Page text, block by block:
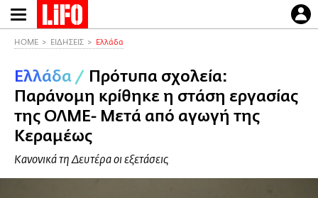
Παράκαμψη
προς
περιεχόμενο
HOME ΕΙΔΗΣΕΙΣ Ελλάδα
Ελλάδα / Πρότυπα σχολεία:
Παράνομη κρίθηκε η στάση εργασίας
της ΟΛΜΕ- Μετά από αγωγή της
Κεραμέως
Κανονικά τη Δευτέρα οι εξετάσεις